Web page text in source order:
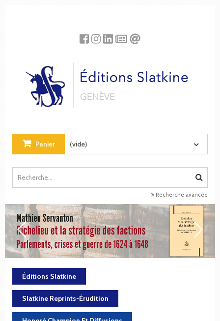
Panier (vide)
Recherche avancée
Éditions Slatkine
Slatkine Reprints-Érudition